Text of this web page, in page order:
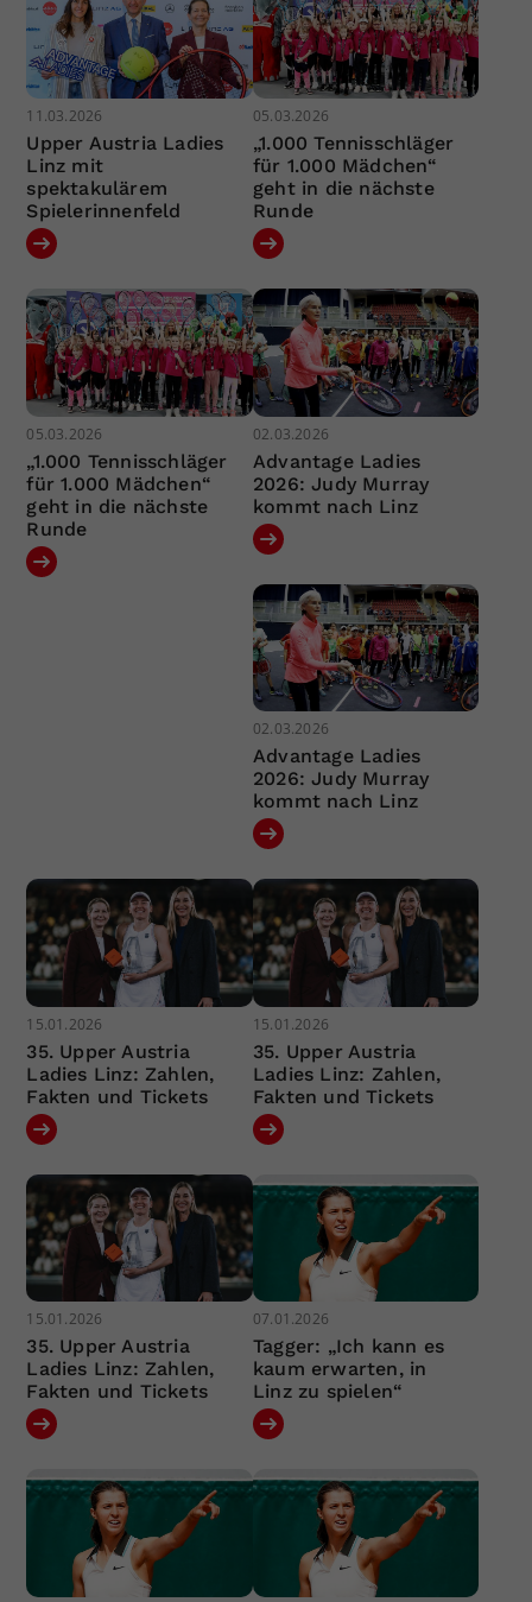
11.03.2026
Upper Austria Ladies
Linz mit
spektakulärem
Spielerinnenfeld
05.03.2026
„1.000 Tennisschläger
für 1.000 Mädchen“
geht in die nächste
Runde
05.03.2026
„1.000 Tennisschläger
für 1.000 Mädchen“
geht in die nächste
Runde
02.03.2026
Advantage Ladies
2026: Judy Murray
kommt nach Linz
02.03.2026
Advantage Ladies
2026: Judy Murray
kommt nach Linz
15.01.2026
35. Upper Austria
Ladies Linz: Zahlen,
Fakten und Tickets
15.01.2026
35. Upper Austria
Ladies Linz: Zahlen,
Fakten und Tickets
15.01.2026
35. Upper Austria
Ladies Linz: Zahlen,
Fakten und Tickets
07.01.2026
Tagger: „Ich kann es
kaum erwarten, in
Linz zu spielen“